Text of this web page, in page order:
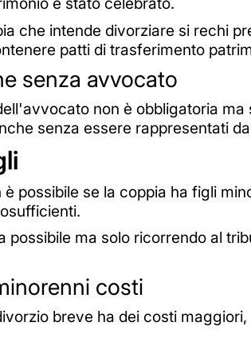
che intende divorziare si rechi
patti di trasferimento
senza avvocato
non è obbligatoria
senza essere rappresentati
possibile se la coppia ha figli
possibile ma solo ricorrendo al
costi
breve ha dei costi